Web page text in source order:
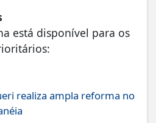
está disponível para os
realiza ampla reforma no